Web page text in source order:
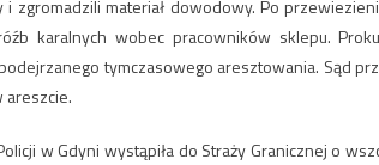
zgromadzili materiał dowodowy. Po
karalnych wobec pracowników sklepu.
tymczasowego aresztowania. Sąd
areszcie.
w Gdyni wystąpiła do Straży Granicznej o